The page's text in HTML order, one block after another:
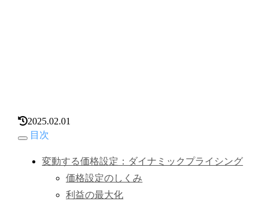
2025.02.01
目次
変動する価格設定：ダイナミックプライシング
価格設定のしくみ
利益の最大化